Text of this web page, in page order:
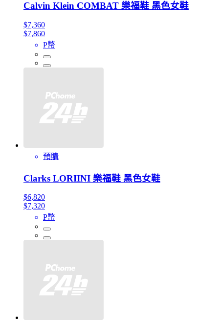
Calvin Klein COMBAT 樂福鞋 黑色女鞋
$7,360
$7,860
P幣
預購
Clarks LORIINI 樂福鞋 黑色女鞋
$6,820
$7,320
P幣